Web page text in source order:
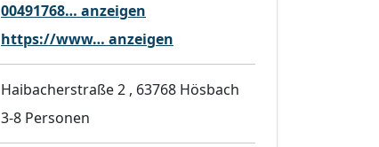
00491768… anzeigen
https://www… anzeigen
Haibacherstraße 2 , 63768 Hösbach
3-8 Personen